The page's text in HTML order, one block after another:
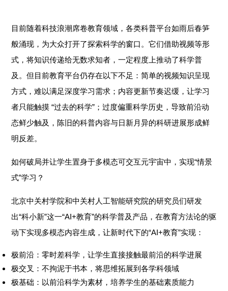
目前随着科技浪潮席卷教育领域，各类科普平台如雨后春笋
般涌现，为大众打开了探索科学的窗口。它们借助视频等形
式，将知识传递给无数求知者，一定程度上推动了科学普
及。但目前教育平台仍存在以下不足：简单的视频知识呈现
方式，难以满足深度学习需求；内容更新节奏迟缓，让学习
者只能触摸 “过去的科学”；过度偏重科学历史，导致前沿动
态鲜少触及，陈旧的科普内容与日新月异的科研进展形成鲜
明反差。
如何破局并让学生置身于多模态可交互元宇宙中，实现“情景
式”学习？
北京中关村学院和中关村人工智能研究院的研究员们研发
出“科小新”这一“AI+教育”的科学普及产品，在教育方法论的驱
动下实现多模态内容生成，让新时代下的“AI+教育”实现：
极前沿：零时差科学，让学生直接接触最前沿的科学进展
极交叉：不拘泥于书本，将思维拓展到各学科领域
极基础：以前沿科学为素材，培养学生的基础素质能力